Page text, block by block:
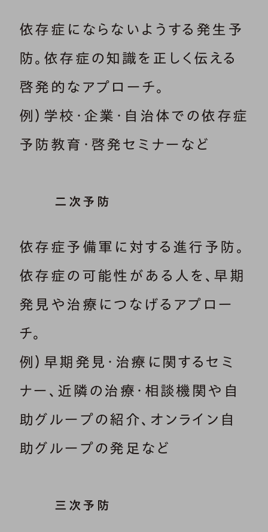
依存症にならないようする発生予
防。依存症の知識を正しく伝える
啓発的なアプローチ。
例）学校・企業・自治体での依存症
予防教育・啓発セミナーなど
二次予防
依存症予備軍に対する進行予防。
依存症の可能性がある人を、早期
発見や治療につなげるアプロー
チ。
例）早期発見・治療に関するセミ
ナー、近隣の治療・相談機関や自
助グループの紹介、オンライン自
助グループの発足など
三次予防